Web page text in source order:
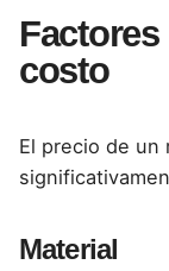
costo
El precio de un
Material